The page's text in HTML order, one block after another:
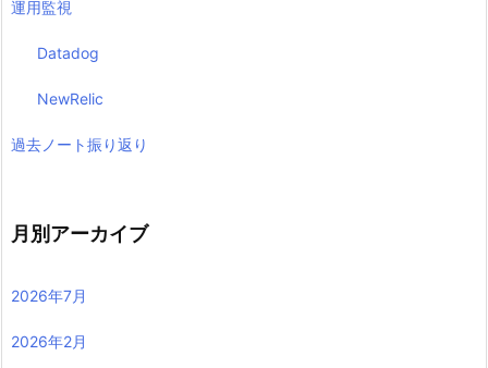
運用監視
Datadog
NewRelic
過去ノート振り返り
月別アーカイブ
2026年7月
2026年2月